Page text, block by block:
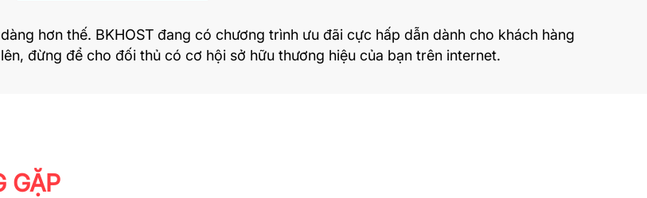
hơn thế. BKHOSTđang có chương trình ưu đãi cực hấp dẫn dành cho khách hàng
đừng để cho đối thủ có cơ hội sở hữu thương hiệu của bạn trên internet.
GẶP